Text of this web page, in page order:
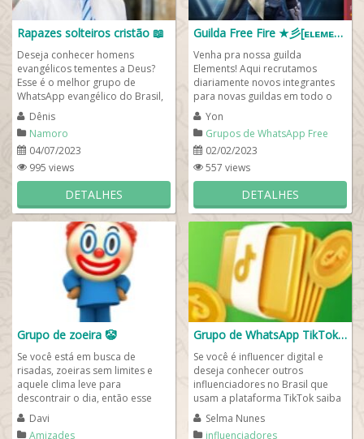
Rapazes solteiros cristão 📖
Deseja conhecer homens
evangélicos tementes a Deus?
Esse é o melhor grupo de
WhatsApp evangélico do Brasil,
um grupo para evangélicos que
desejam conhecer...
Dênis
Namoro
04/07/2023
995 views
DETALHES
Guilda Free Fire ★彡[ᴇʟᴇᴍᴇɴᴛꜱ]彡★
Venha pra nossa guilda
Elements! Aqui recrutamos
diariamente novos integrantes
para novas guildas em todo o
Brasil. Se você está procurando
por uma guilda...
Yon
Grupos de WhatsApp Free
Fire
02/02/2023
557 views
DETALHES
Grupo de zoeira 🤡
Se você está em busca de
risadas, zoeiras sem limites e
aquele clima leve para
descontrair o dia, então esse
grupo é o lugar certo! Aqui, a
zoeira é...
Davi
Amizades
Grupo de WhatsApp TikTokers
Se você é influencer digital e
deseja conhecer outros
influenciadores no Brasil que
usam a plataforma TikTok saiba
que este grupo de influencers foi
criado...
Selma Nunes
influenciadores